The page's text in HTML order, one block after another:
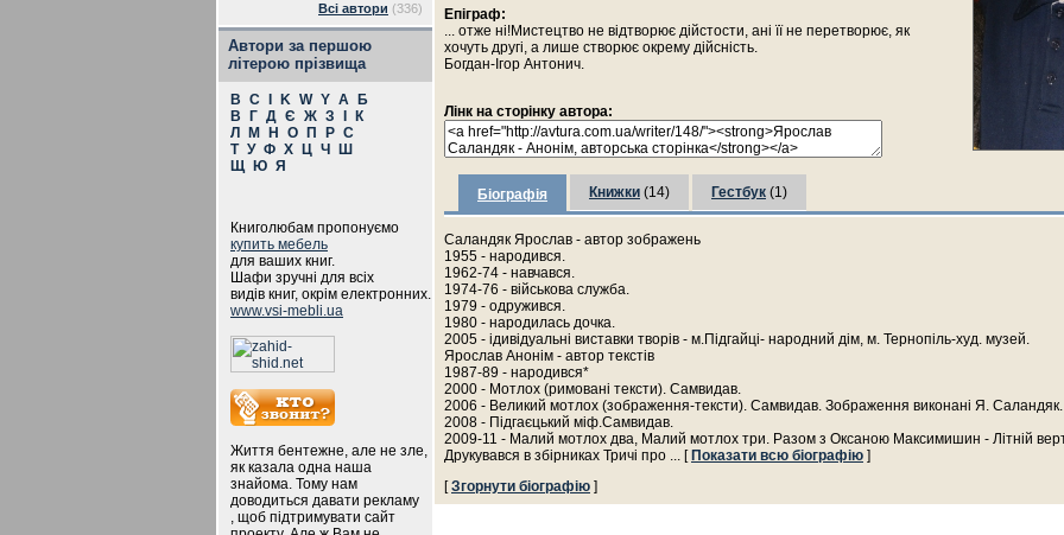
Всі автори (336)
Автори за першою
літерою прізвища
B C K W Y А
Б
В
Г Д Є Ж З
К
Л
М Н О П Р С
Т У Ф Х Ц Ч
Ш
Щ
Ю Я
Книголюбам пропонуємо
купить мебель
для ваших книг.
Шафи зручні для всіх
видів книг, окрім електронних.
www.vsi-mebli.ua
Життя бентежне, але не зле,
як казала одна наша
знайома. Тому нам
доводиться давати рекламу
, щоб підтримувати сайт
Епіграф:
... отже ні!Мистецтво не відтворює дійстости, ані її не перетворює, як
хочуть другі, а лише створює окрему дійсність.
Богдан-Ігор Антонич.
Лінк на сторінку автора:
Біографія Книжки (14) Гестбук (1)
Саландяк Ярослав - автор зображень
1955 - народився.
1962-74 - навчався.
1974-76 - військова служба.
1979 - одружився.
1980 - народилась дочка.
2005 - ідивідуальні виставки творів - м.Підгайці- народний дім, м. Тернопіль-худ. музей.
Ярослав Анонім - автор текстів
1987-89 - народився*
2000 - Мотлох (римовані тексти). Самвидав.
2006 - Великий мотлох (зображення-тексти). Самвидав. Зображення виконані Я. Саландяк.
2008 - Підгаєцький міф.Самвидав.
2009-11 - Малий мотлох два, Малий мотлох три. Разом з Оксаною Максимишин - Літній
Друкувався в збірниках Тричі про ... [ Показати всю біографію ]
[Згорнути біографію ]